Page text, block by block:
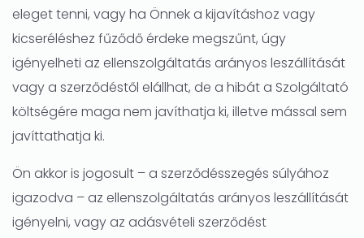
eleget tenni, vagy ha Önnek a kijavításhoz vagy
kicseréléshez fűződő érdeke megszűnt, úgy
igényelheti az ellenszolgáltatás arányos leszállítását
vagy a szerződéstől elállhat, de a hibát a Szolgáltató
költségére maga nem javíthatja ki, illetve mással sem
javíttathatja ki.
Ön akkor is jogosult – a szerződésszegés súlyához
igazodva – az ellenszolgáltatás arányos leszállítását
igényelni, vagy az adásvételi szerződést